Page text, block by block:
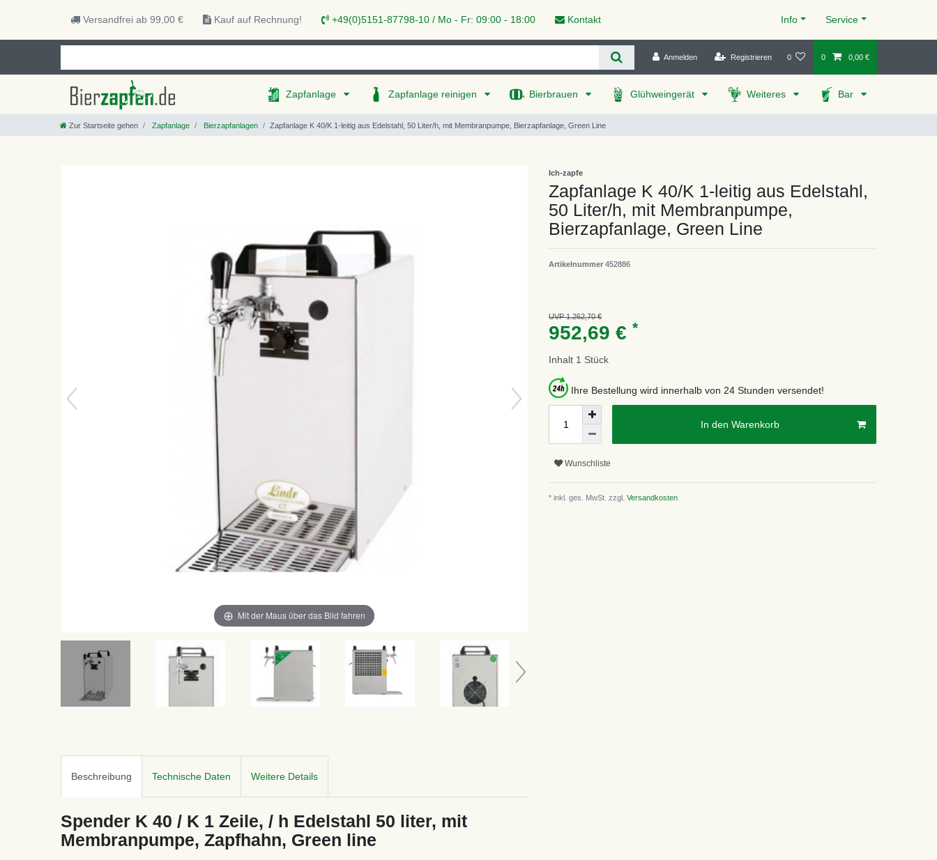
Versandfrei ab 99,00 € Kauf auf Rechnung! +49(0)5151-87798-10 / Mo - Fr: 09:00 - 18:00 Kontakt Info Service
Anmelden Registrieren 0 0 0,00 €
Zapfanlage Zapfanlage reinigen Bierbrauen Glühweingerät Weiteres Bar
Zur Startseite gehen Zapfanlage Bierzapfanlagen Zapfanlage K 40/K 1-leitig aus Edelstahl, 50 Liter/h, mit Membranpumpe, Bierzapfanlage, Green Line
Mit der Maus über das Bild fahren
Ich-zapfe
Zapfanlage K 40/K 1-leitig aus Edelstahl,
50 Liter/h, mit Membranpumpe,
Bierzapfanlage, Green Line
Artikelnummer 452886
UVP 1.262,70 €
952,69 € *
Inhalt 1 Stück
Ihre Bestellung wird innerhalb von 24 Stunden versendet!
In den Warenkorb
Wunschliste
* inkl. ges. MwSt. zzgl. Versandkosten
Beschreibung Technische Daten Weitere Details
Spender K 40 / K 1 Zeile, / h Edelstahl 50 liter, mit
Membranpumpe, Zapfhahn, Green line